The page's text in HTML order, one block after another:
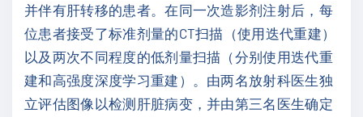
并伴有肝转移的患者。在同一次造影剂注射后，每
位患者接受了标准剂量的CT扫描（使用迭代重建）
以及两次不同程度的低剂量扫描（分别使用迭代重
建和高强度深度学习重建）。由两名放射科医生独
立评估图像以检测肝脏病变，并由第三名医生确定